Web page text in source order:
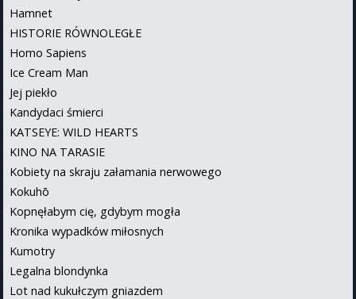
Hamnet
HISTORIE RÓWNOLEGŁE
Homo Sapiens
Ice Cream Man
Jej piekło
Kandydaci śmierci
KATSEYE: WILD HEARTS
KINO NA TARASIE
Kobiety na skraju załamania nerwowego
Kokuhō
Kopnęłabym cię, gdybym mogła
Kronika wypadków miłosnych
Kumotry
Legalna blondynka
Lot nad kukułczym gniazdem